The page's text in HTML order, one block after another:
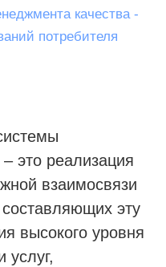
это реализация
взаимосвязи
эту
высокого уровня
услуг,